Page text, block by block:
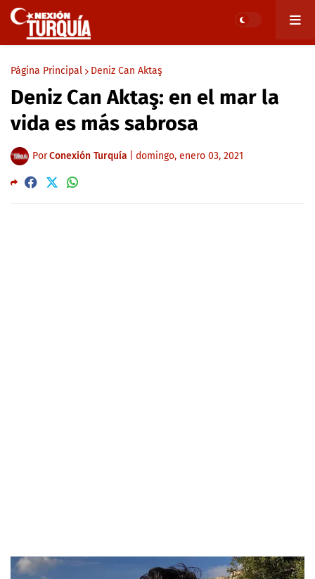
Página Principal Deniz Can Aktaş
Deniz Can Aktaş: en el mar la
vida es más sabrosa
PorConexión Turquía domingo, enero 03, 2021